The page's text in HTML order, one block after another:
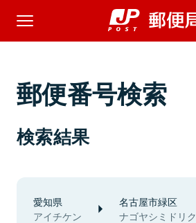
郵便番号検索
検索結果
愛知県
アイチケン
名古屋市緑区
ナゴヤシミドリク